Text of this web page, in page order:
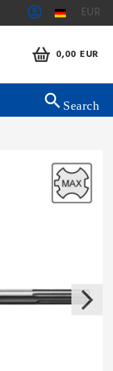
EUR
0,00 EUR
Search